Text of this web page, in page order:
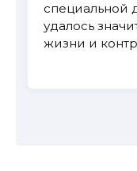
специальной
удалось
жизни и